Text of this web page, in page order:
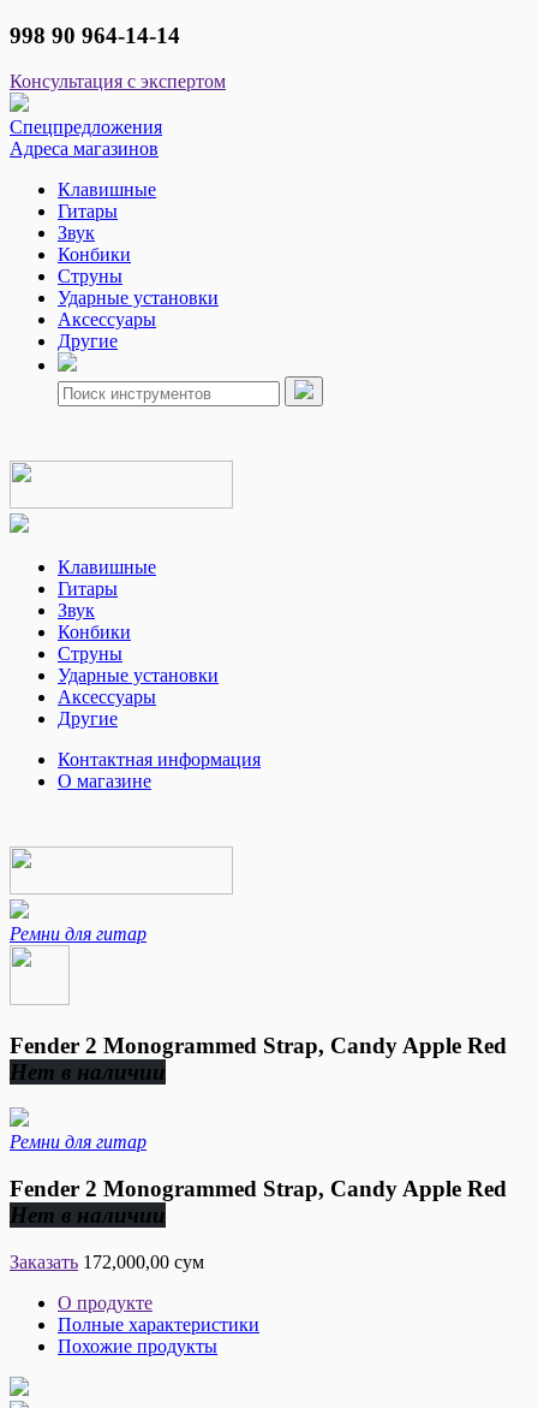
998 90 964-14-14
Консультация с экспертом
Спецпредложения
Адреса магазинов
Клавишные
Гитары
Звук
Конбики
Струны
Ударные установки
Аксессуары
Другие
Клавишные
Гитары
Звук
Конбики
Струны
Ударные установки
Аксессуары
Другие
Контактная информация
О магазине
Ремни для гитар
Fender 2 Monogrammed Strap, Candy Apple Red
Нет в наличии
Ремни для гитар
Fender 2 Monogrammed Strap, Candy Apple Red
Нет в наличии
Заказать 172,000,00 сум
О продукте
Полные характеристики
Похожие продукты